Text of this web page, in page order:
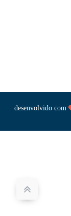
desenvolvido com